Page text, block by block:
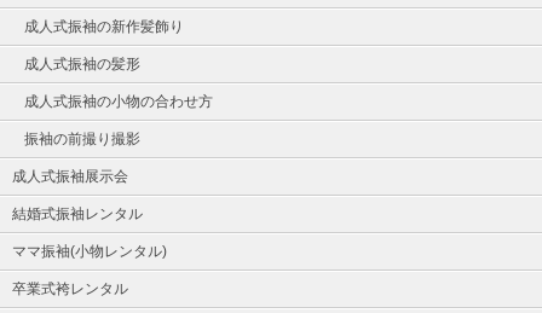
成人式振袖の新作髪飾り
成人式振袖の髪形
成人式振袖の小物の合わせ方
振袖の前撮り撮影
成人式振袖展示会
結婚式振袖レンタル
ママ振袖(小物レンタル)
卒業式袴レンタル